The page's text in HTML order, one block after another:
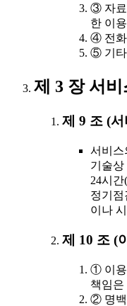
③ 자료
한 이
④ 전화
⑤ 기타
제 3 장 서
제 9 조 (
서비스
기술상
24시
정기
이나
제 10 조 (
① 이용
책임은
② 명백